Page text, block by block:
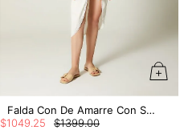
Falda Con De Amarre Con Short Interno
$1399.00
$1049 25